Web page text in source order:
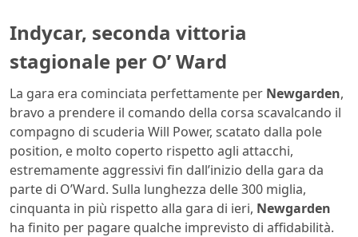
Indycar, seconda vittoria
stagionale per O’ Ward
La gara era cominciata perfettamente per Newgarden,
bravo a prendere il comando della corsa scavalcando il
compagno di scuderia Will Power, scatato dalla pole
position, e molto coperto rispetto agli attacchi,
estremamente aggressivi fin dall’inizio della gara da
parte di O’Ward. Sulla lunghezza delle 300 miglia,
cinquanta in più rispetto alla gara di ieri, Newgarden
ha finito per pagare qualche imprevisto di affidabilità.